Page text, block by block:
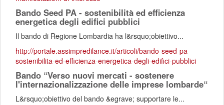
Bando Seed PA - sostenibilità ed efficienza
energetica degli edifici pubblici
Il bando di Regione Lombardia ha l&rsquo;obiettivo...
http://portale.assimpredilance.it/articoli/bando-seed-pa-
sostenibilita-ed-efficienza-energetica-degli-edifici-pubblici
Bando “Verso nuovi mercati - sostenere
l'internazionalizzazione delle imprese lombarde“
L&rsquo;obiettivo del bando &egrave; supportare le...